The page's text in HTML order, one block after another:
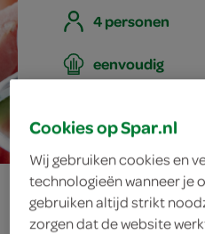
4 personen
eenvoudig
Cookies op Spar.nl
Wij gebruiken cookies en
technologieën wanneer je
gebruiken altijd strikt
zorgen dat de website